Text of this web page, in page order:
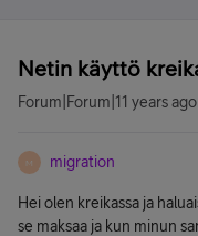
Netin käyttö
Forum|Forum|11 years ago
M migration
Hei olen kreikassa ja
se maksaa ja kun minun